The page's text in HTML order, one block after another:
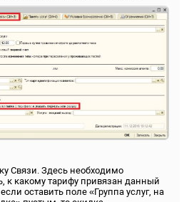
Связи. Здесь необходимо
к какому тарифу привязан данный
оставить поле «Группа услуг, на